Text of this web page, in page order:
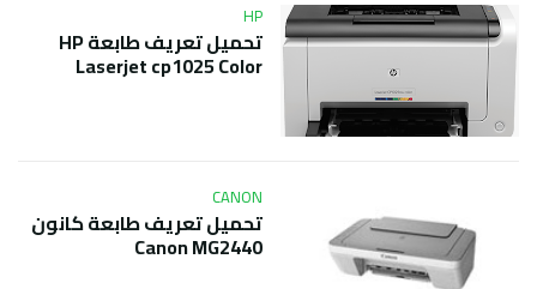
HP
تحميل تعريف طابعة HP
Laserjet cp1025 Color
CANON
تحميل تعريف طابعة كانون
Canon MG2440